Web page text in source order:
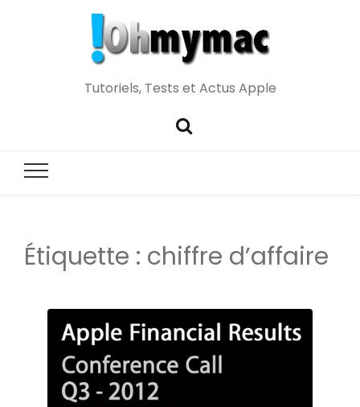
Tutoriels, Tests et Actus Apple
Étiquette : chiffre d’affaire